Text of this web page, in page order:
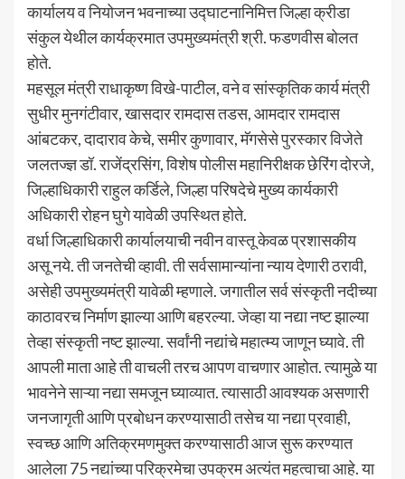
कार्यालय व नियोजन भवनाच्या उद्घाटनानिमित्त जिल्हा क्रीडा
संकुल येथील कार्यक्रमात उपमुख्यमंत्री श्री. फडणवीस बोलत
होते.
महसूल मंत्री राधाकृष्ण विखे-पाटील, वने व सांस्कृतिक कार्य मंत्री
सुधीर मुनगंटीवार, खासदार रामदास तडस, आमदार रामदास
आंबटकर, दादाराव केचे, समीर कुणावार, मॅगसेसे पुरस्कार विजेते
जलतज्ज्ञ डॉ. राजेंद्रसिंग, विशेष पोलीस महानिरीक्षक छेरिंग दोरजे,
जिल्हाधिकारी राहुल कर्डिले, जिल्हा परिषदेचे मुख्य कार्यकारी
अधिकारी रोहन घुगे यावेळी उपस्थित होते.
वर्धा जिल्हाधिकारी कार्यालयाची नवीन वास्तू केवळ प्रशासकीय
असू नये. ती जनतेची व्हावी. ती सर्वसामान्यांना न्याय देणारी ठरावी,
असेही उपमुख्यमंत्री यावेळी म्हणाले. जगातील सर्व संस्कृती नदीच्या
काठावरच निर्माण झाल्या आणि बहरल्या. जेव्हा या नद्या नष्ट झाल्या
तेव्हा संस्कृती नष्ट झाल्या. सर्वांनी नद्यांचे महात्म्य जाणून घ्यावे. ती
आपली माता आहे ती वाचली तरच आपण वाचणार आहोत. त्यामुळे या
भावनेने साऱ्या नद्या समजून घ्याव्यात. त्यासाठी आवश्यक असणारी
जनजागृती आणि प्रबोधन करण्यासाठी तसेच या नद्या प्रवाही,
स्वच्छ आणि अतिक्रमणमुक्त करण्यासाठी आज सुरू करण्यात
आलेला 75 नद्यांच्या परिक्रमेचा उपक्रम अत्यंत महत्वाचा आहे. या